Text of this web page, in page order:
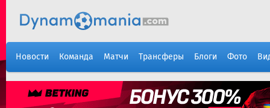
Новости Команда Матчи Трансферы Блоги Фото